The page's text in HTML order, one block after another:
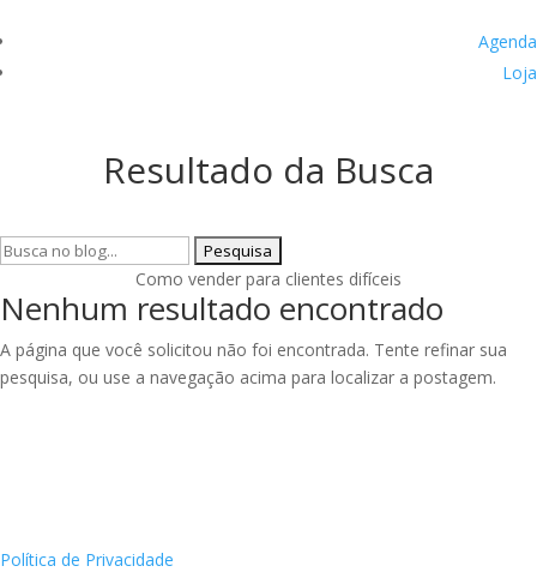
Agenda
Loja
Resultado da Busca
Pesquisar
Como vender para clientes difíceis
Nenhum resultado encontrado
A página que você solicitou não foi encontrada. Tente refinar sua
pesquisa, ou use a navegação acima para localizar a postagem.
Política de Privacidade